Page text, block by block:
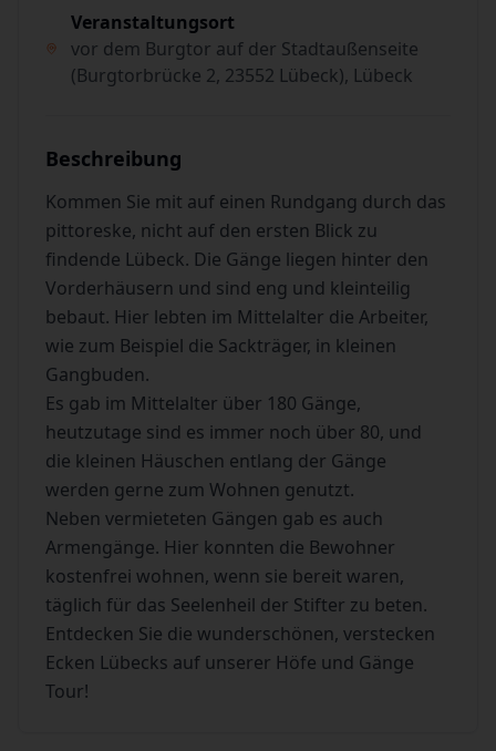
Veranstaltungsort
vor dem Burgtor auf der Stadtaußenseite
(Burgtorbrücke 2, 23552 Lübeck), Lübeck
Beschreibung
Kommen Sie mit auf einen Rundgang durch das
pittoreske, nicht auf den ersten Blick zu
findende Lübeck. Die Gänge liegen hinter den
Vorderhäusern und sind eng und kleinteilig
bebaut. Hier lebten im Mittelalter die Arbeiter,
wie zum Beispiel die Sackträger, in kleinen
Gangbuden.
Es gab im Mittelalter über 180 Gänge,
heutzutage sind es immer noch über 80, und
die kleinen Häuschen entlang der Gänge
werden gerne zum Wohnen genutzt.
Neben vermieteten Gängen gab es auch
Armengänge. Hier konnten die Bewohner
kostenfrei wohnen, wenn sie bereit waren,
täglich für das Seelenheil der Stifter zu beten.
Entdecken Sie die wunderschönen, verstecken
Ecken Lübecks auf unserer Höfe und Gänge
Tour!